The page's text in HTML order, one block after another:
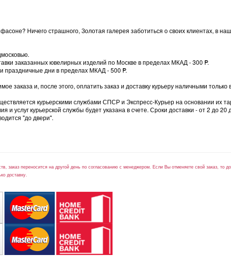
Ничего страшного, Золотая галерея заботиться о своих клиентах, в
заказанных ювелирных изделий по Москве в пределах МКАД - 300 =
P.
праздничные дни в пределах МКАД - 500 =
P.
заказа и, после этого, оплатить заказ и доставку курьеру наличными только
курьерскими службами СПСР и Экспресс-Курьер на основании их
услуг курьерской службы будет указана в счете. Сроки доставки - от 2 до 20
"до двери".
заказ переносится на другой день по согласованию с менеджером. Если Вы отменяете свой заказ, то
доставку.